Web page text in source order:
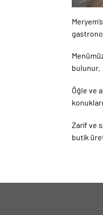
bulunur.
Öğle ve
Zarif ve
butik